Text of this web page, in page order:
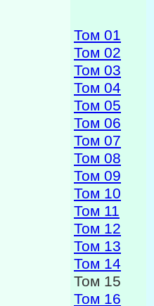
Том 01
Том 02
Том 03
Том 04
Том 05
Том 06
Том 07
Том 08
Том 09
Том 10
Том 11
Том 12
Том 13
Том 14
Том 15
Том 16